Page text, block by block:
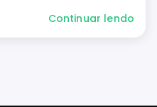
Continuar lendo